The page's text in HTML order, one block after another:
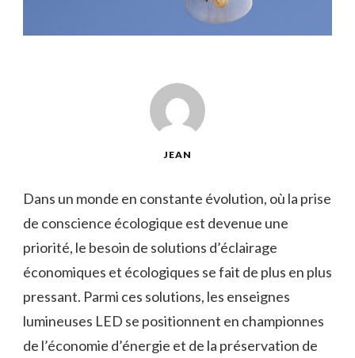
JEAN
Dans un monde en constante évolution, où ‌la prise
de ‍conscience écologique est devenue une⁤
priorité, ⁢le besoin⁢ de ⁢solutions ​d’éclairage
économiques et écologiques se fait de plus en plus
pressant. Parmi⁢ ces solutions, les enseignes
lumineuses LED se​ positionnent en championnes
de l’économie d’énergie et de la​ préservation⁢ de